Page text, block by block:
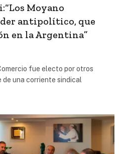
Moyano
antipolítico, que
en la Argentina”
fue electo por otros
de una corriente sindical